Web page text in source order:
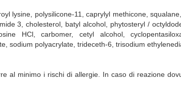
lysine, polysilicone-11, caprylyl methicone,
3, cholesterol, batyl alcohol, phytosteryl /
HCl, carbomer, cetyl alcohol,
sodium polyacrylate, trideceth-6, trisodium
al minimo i rischi di allergie. In caso di reazione